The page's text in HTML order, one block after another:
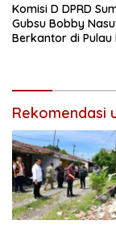
Komisi D DPRD
Gubsu Bobby
Berkantor di Pulau
Rekomendasi